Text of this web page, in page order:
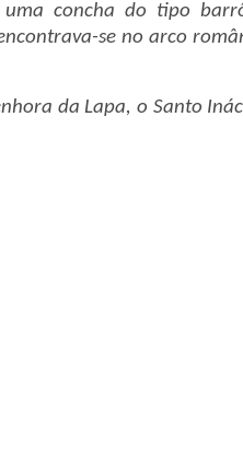
concha do tipo
se no arco
da Lapa, o Santo